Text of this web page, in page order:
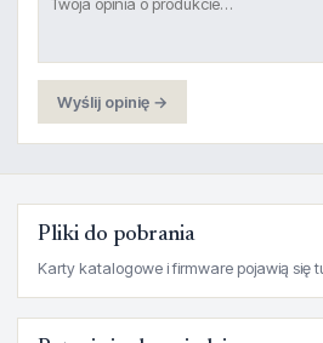
Wyślij opinię →
Pliki do pobrania
Karty katalogowe i firmware pojawią się